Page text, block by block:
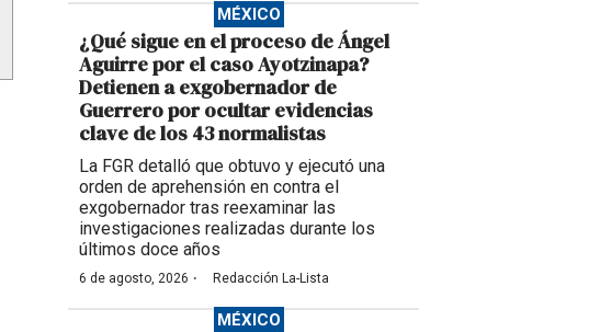
MÉXICO
¿Qué sigue en el proceso de Ángel
Aguirre por el caso Ayotzinapa?
Detienen a exgobernador de
Guerrero por ocultar evidencias
clave de los 43 normalistas
La FGR detalló que obtuvo y ejecutó una
orden de aprehensión en contra el
exgobernador tras reexaminar las
investigaciones realizadas durante los
últimos doce años
6 de agosto, 2026 · Redacción La-Lista
MÉXICO